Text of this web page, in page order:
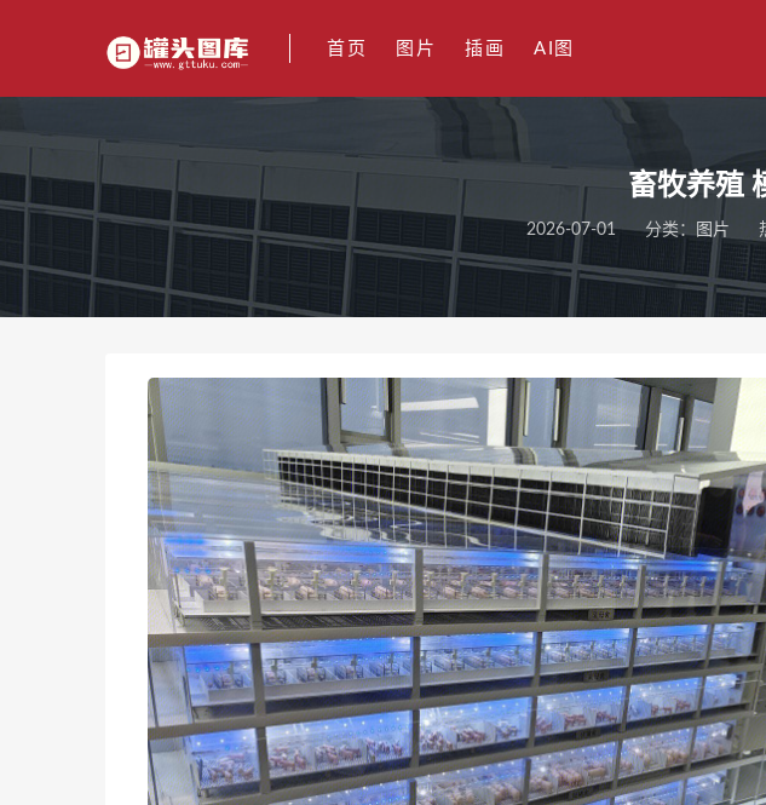
首页 图片 插画 AI图
畜牧养殖
2026-07-01 分类： 图片